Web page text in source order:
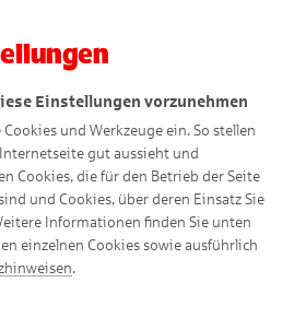
Einstellungen vorzunehmen
Cookies und Werkzeuge ein. So stellen
gut aussieht und
Cookies, die für den Betrieb der Seite
und Cookies, über deren Einsatz Sie
Informationen finden Sie unten
einzelnen Cookies sowie ausführlich
.